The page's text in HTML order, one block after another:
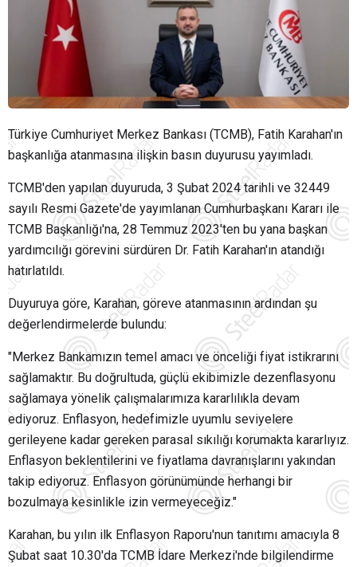
Türkiye Cumhuriyet Merkez Bankası (TCMB), Fatih Karahan'ın
başkanlığa atanmasına ilişkin basın duyurusu yayımladı.
TCMB'den yapılan duyuruda, 3 Şubat 2024 tarihli ve 32449
sayılı Resmi Gazete'de yayımlanan Cumhurbaşkanı Kararı ile
TCMB Başkanlığı'na, 28 Temmuz 2023'ten bu yana başkan
yardımcılığı görevini sürdüren Dr. Fatih Karahan'ın atandığı
hatırlatıldı.
Duyuruya göre, Karahan, göreve atanmasının ardından şu
değerlendirmelerde bulundu:
"Merkez Bankamızın temel amacı ve önceliği fiyat istikrarını
sağlamaktır. Bu doğrultuda, güçlü ekibimizle dezenflasyonu
sağlamaya yönelik çalışmalarımıza kararlılıkla devam
ediyoruz. Enflasyon, hedefimizle uyumlu seviyelere
gerileyene kadar gereken parasal sıkılığı korumakta kararlıyız.
Enflasyon beklentilerini ve fiyatlama davranışlarını yakından
takip ediyoruz. Enflasyon görünümünde herhangi bir
bozulmaya kesinlikle izin vermeyeceğiz."
Karahan, bu yılın ilk Enflasyon Raporu'nun tanıtımı amacıyla 8
Şubat saat 10.30'da TCMB İdare Merkezi'nde bilgilendirme